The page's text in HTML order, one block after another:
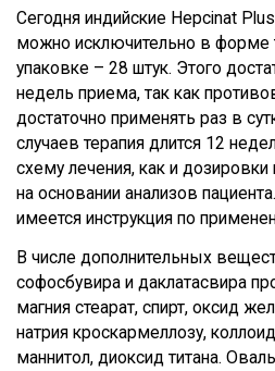
Сегодня индийские Hepcinat
можно исключительно в форме
упаковке – 28 штук. Этого
недель приема, так как
достаточно применять раз в
случаев терапия длится 12
схему лечения, как и
на основании анализов
имеется инструкция по
В числе дополнительных
софосбувира и даклатасвира
магния стеарат, спирт, оксид
натрия кроскармеллозу,
маннитол, диоксид титана.